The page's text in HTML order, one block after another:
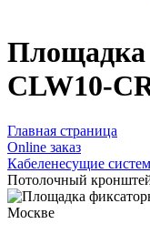
Площадка
CLW10-
Главная страница
Оnline заказ
Кабеленесущие
Потолочный